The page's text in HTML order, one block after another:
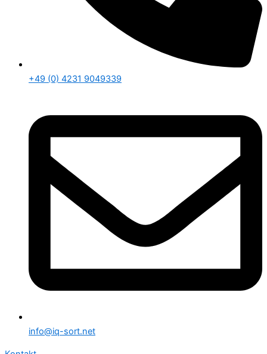
+49 (0) 4231 9049339
info@iq-sort.net